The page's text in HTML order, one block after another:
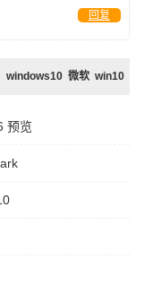
回复
windows10 微软 win10
预览